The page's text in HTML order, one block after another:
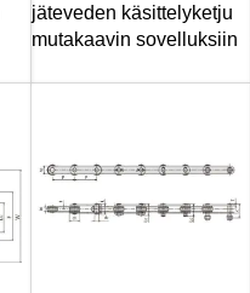
jäteveden käsittelyketju
mutakaavin sovelluksiin